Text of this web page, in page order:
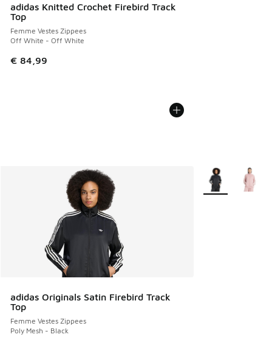
adidas Knitted Crochet Firebird Track
Top
Femme Vestes Zippees
Off White - Off White
€ 84,99
adidas Originals Satin Firebird Track
Top
Femme Vestes Zippees
Poly Mesh - Black
Plus de couleurs